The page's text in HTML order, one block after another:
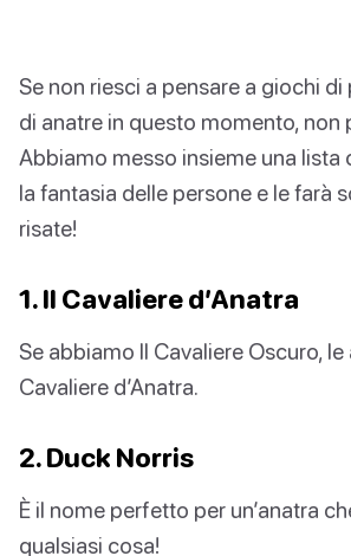
Se non riesci a pensare a giochi
di anatre in questo momento, non
Abbiamo messo insieme una lista
la fantasia delle persone e le farà
risate!
1. Il Cavaliere d’Anatra
Se abbiamo Il Cavaliere Oscuro, le
Cavaliere d’Anatra.
2. Duck Norris
È il nome perfetto per un’anatra
qualsiasi cosa!